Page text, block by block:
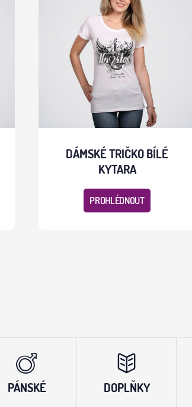
DÁMSKÉ TRIČKO BÍLÉ
KYTARA
PROHLÉDNOUT
PÁNSKÉ DOPLŇKY